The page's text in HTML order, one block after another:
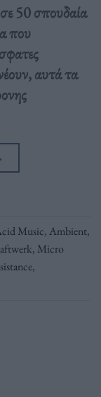
50 σπουδαία
που
αυτά τα
Music,Ambient,
, Micro
,